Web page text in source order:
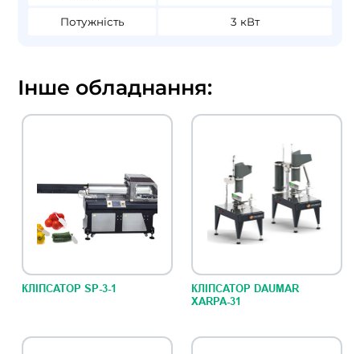
Потужність 3 кВт
Інше обладнання:
КЛІПСАТОР SP-3-1
КЛІПСАТОР DAUMAR
XARPA-31